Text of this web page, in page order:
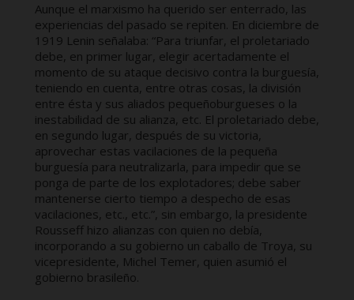
Aunque el marxismo ha querido ser enterrado, las
experiencias del pasado se repiten. En diciembre de
1919 Lenin señalaba: “Para triunfar, el proletariado
debe, en primer lugar, elegir acertadamente el
momento de su ataque decisivo contra la burguesía,
teniendo en cuenta, entre otras cosas, la división
entre ésta y sus aliados pequeñoburgueses o la
inestabilidad de su alianza, etc. El proletariado debe,
en segundo lugar, después de su victoria,
aprovechar estas vacilaciones de la pequeña
burguesía para neutralizarla, para impedir que se
ponga de parte de los explotadores; debe saber
mantenerse cierto tiempo a despecho de esas
vacilaciones, etc., etc.”, sin embargo, la presidente
Rousseff hizo alianzas con quien no debía,
incorporando a su gobierno un caballo de Troya, su
vicepresidente, Michel Temer, quien asumió el
gobierno brasileño.